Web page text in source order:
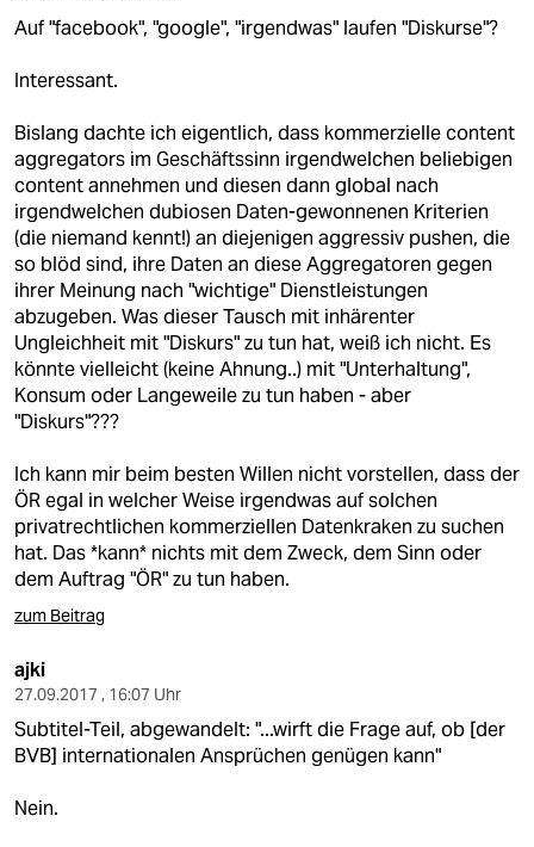
Auf "facebook", "google", "irgendwas" laufen "Diskurse"?
Interessant.
Bislang dachte ich eigentlich, dass kommerzielle content
aggregators im Geschäftssinn irgendwelchen beliebigen
content annehmen und diesen dann global nach
irgendwelchen dubiosen Daten-gewonnenen Kriterien
(die niemand kennt!) an diejenigen aggressiv pushen, die
so blöd sind, ihre Daten an diese Aggregatoren gegen
ihrer Meinung nach "wichtige" Dienstleistungen
abzugeben. Was dieser Tausch mit inhärenter
Ungleichheit mit "Diskurs" zu tun hat, weiß ich nicht. Es
könnte vielleicht (keine Ahnung..) mit "Unterhaltung",
Konsum oder Langeweile zu tun haben - aber
"Diskurs"???
Ich kann mir beim besten Willen nicht vorstellen, dass der
ÖR egal in welcher Weise irgendwas auf solchen
privatrechtlichen kommerziellen Datenkraken zu suchen
hat. Das *kann* nichts mit dem Zweck, dem Sinn oder
dem Auftrag "ÖR" zu tun haben.
zum Beitrag
ajki
27.09.2017 , 16:07 Uhr
Subtitel-Teil, abgewandelt: "...wirft die Frage auf, ob [der
BVB] internationalen Ansprüchen genügen kann"
Nein.